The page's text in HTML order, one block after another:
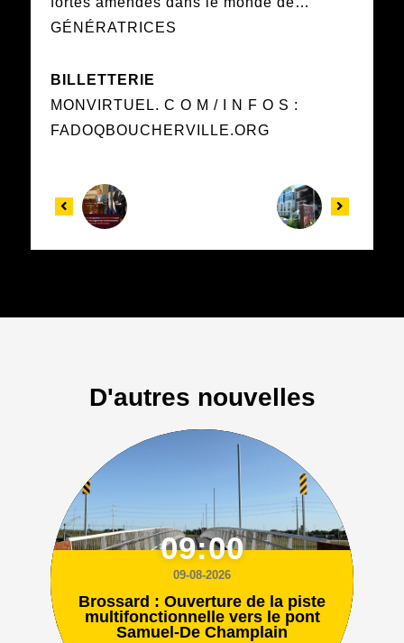
GÉNÉRATRICES
BILLETTERIE
MONVIRTUEL. C O M / I N F O S :
FADOQBOUCHERVILLE.ORG
D'autres nouvelles
09:00
09-08-2026
Brossard : Ouverture de la piste
multifonctionnelle vers le pont
Samuel-De Champlain